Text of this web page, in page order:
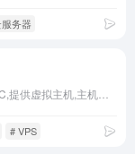
务器
# VPS